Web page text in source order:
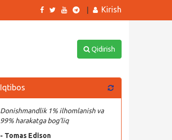
Kirish
Qidirish
Iqtibos
Donishmandlik 1% ilhomlanish va
99% harakatga bog’liq
- Tomas Edison